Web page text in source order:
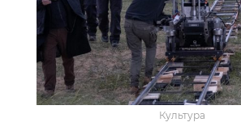
Культура